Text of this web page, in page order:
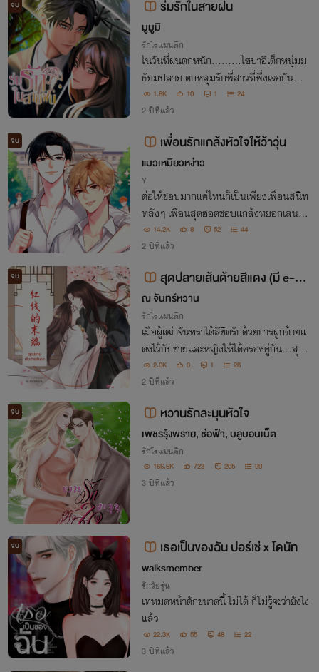
จบ ร่มรักในสายฝน
มูมูมิ
รักโรแมนติก
ในวันที่ฝนตกหนัก.........ไซบาอิเด็กหนุ่มม
ธัยมปลาย ตกหลุมรักพี่สาวที่พึ่งเจอกันครั้
งแรก เรื่องราวความรักพวกเขาจะเป็นอย่าง
ไร
1.8K 10 1 24
2 ปีที่แล้ว
จบ เพื่อนรักแกล้งหัวใจให้ว้าวุ่น
แมวเหมียวหง่าว
Y
ต่อให้ชอบมากแค่ไหนก็เป็นเพียงเพื่อนสนิท
หลังๆ เพื่อนสุดฮอตชอบแกล้งหยอกเล่นกั
บหัวใจเพื่อนคนซื่อให้ว้าวุ่นใจ หยอกกันไปๆ
มาๆ ดันเขินจริงทำหัวใจจะวายถึงกับเป็นลม
14.2K 8 52 44
2 ปีที่แล้ว
จบ
สุดปลายเส้นด้ายสีแดง (มี e-b
ook)
ณ จันทร์หวาน
รักโรแมนติก
เมื่อผู้เฒ่าจันทราได้ลิขิตรักด้วยการผูกด้ายแ
ดงไว้กับชายและหญิงให้ได้ครองคู่กัน...สุด
ปลายของเส้นด้ายสีแดงเส้นนี้ จะผูกพันควา
มรักของข้าไว้กับผู้ใด
2.0K 3 1 28
2 ปีที่แล้ว
จบ หวานรักละมุนหัวใจ
เพชรรุ้งพราย, ช่อฟ้า, บลูบอนเน็ต
รักโรแมนติก
166.6K 723 205 99
3 ปีที่แล้ว
จบ เธอเป็นของฉัน ปอร์เช่ x โดนัท
walksmember
รักวัยรุ่น
เทหมดหน้าตักขนาดนี้ ไม่ได้ ก็ไม่รู้จะว่ายังไง
แล้ว
22.3K 55 48 22
3 ปีที่แล้ว